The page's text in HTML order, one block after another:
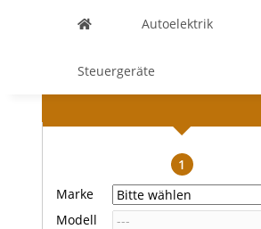
Autoelektrik
Steuergeräte
1
Marke
Modell